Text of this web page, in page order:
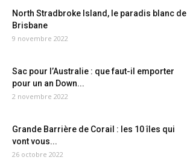
North Stradbroke Island, le paradis blanc de
Brisbane
9 novembre 2022
Sac pour l’Australie : que faut-il emporter
pour un an Down...
2 novembre 2022
Grande Barrière de Corail : les 10 îles qui
vont vous...
26 octobre 2022